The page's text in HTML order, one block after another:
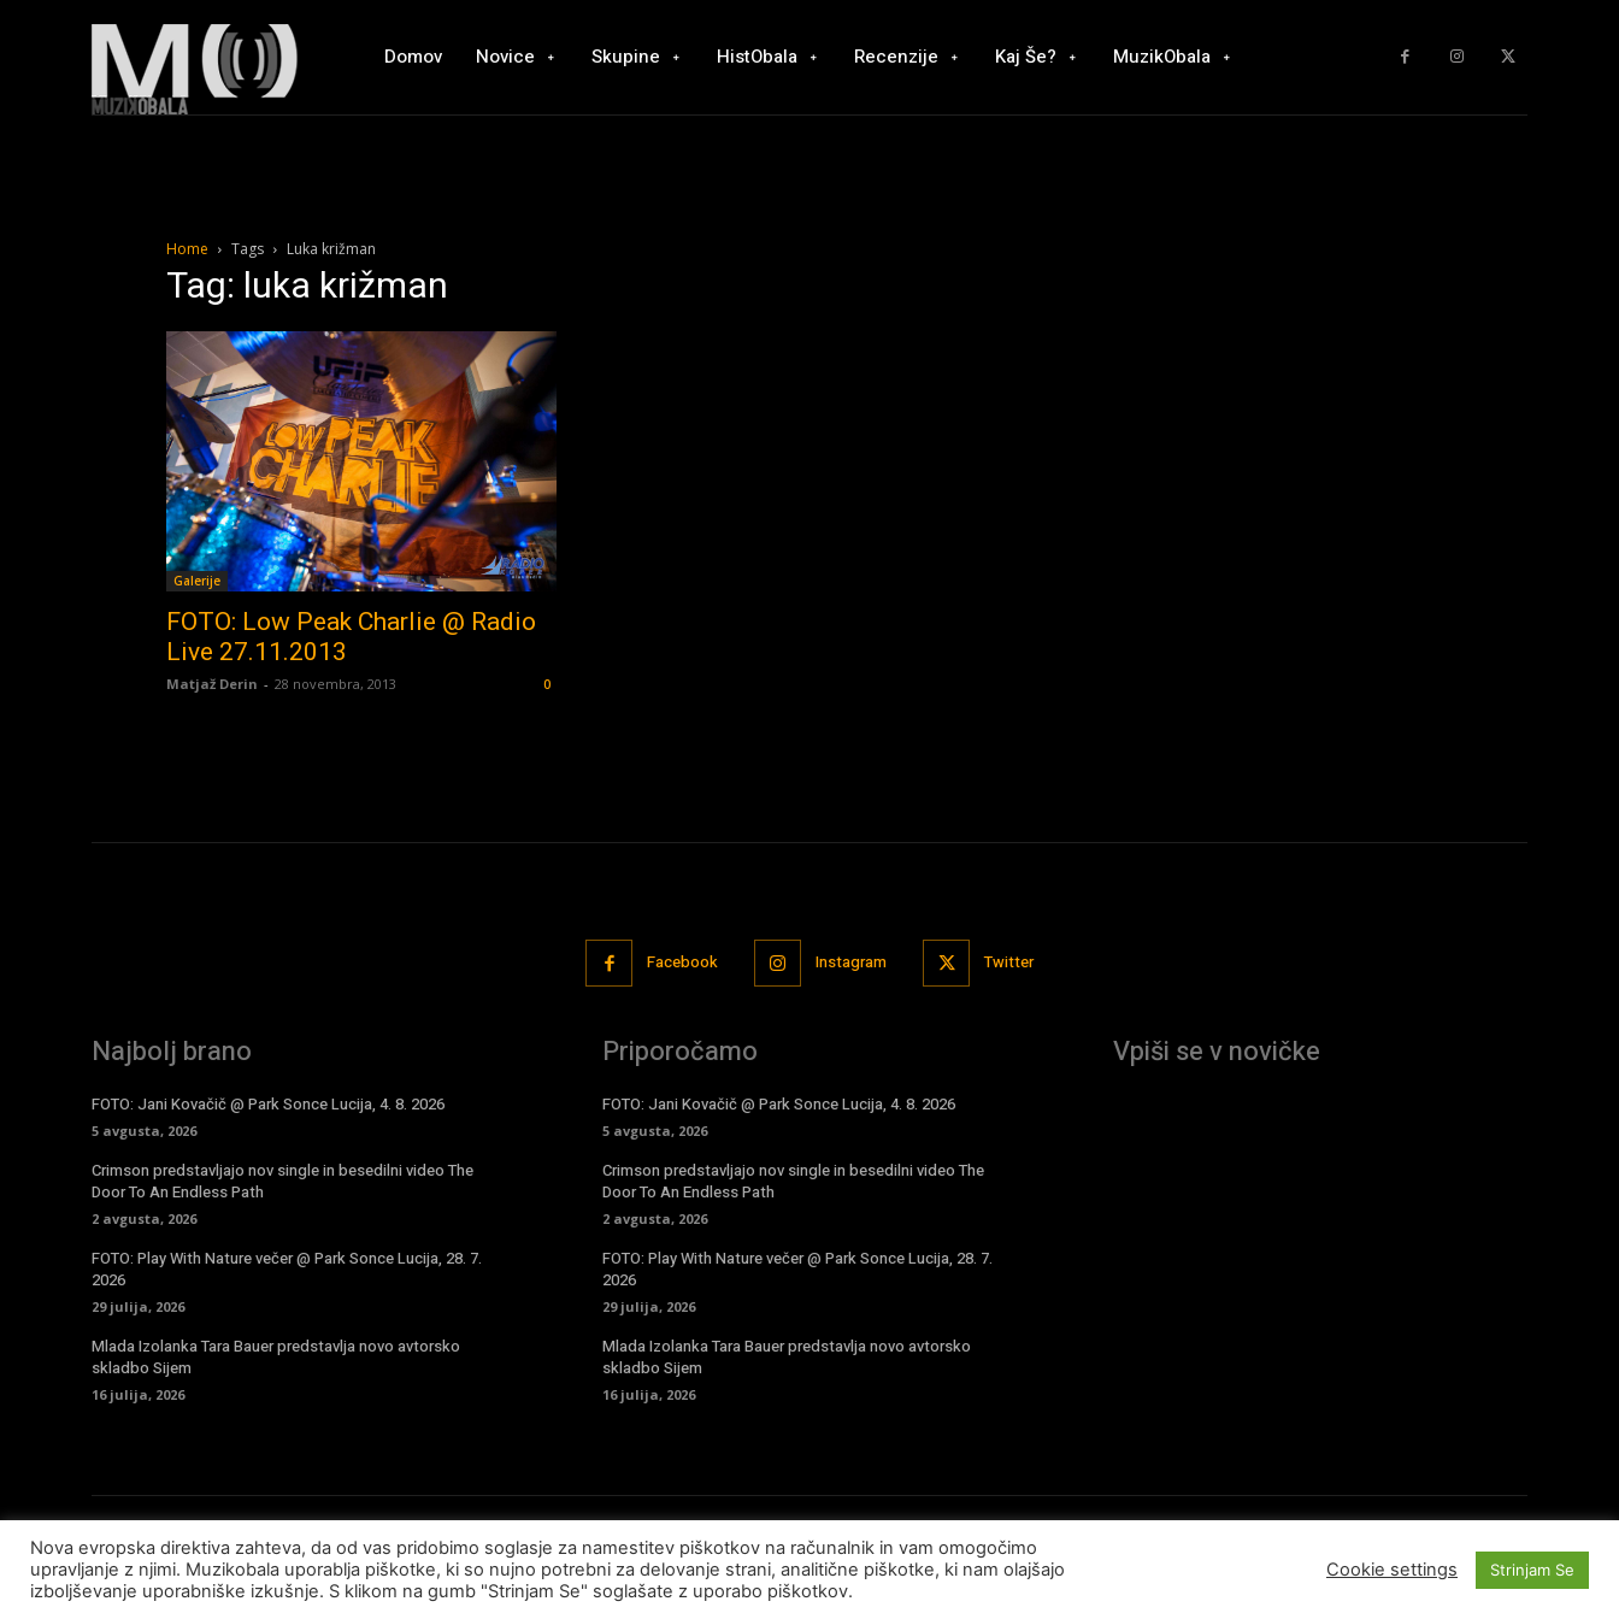
Domov Novice Skupine HistObala Recenzije Kaj Še? MuzikObala
Home Tags Luka križman
Tag: luka križman
Galerije
FOTO: Low Peak Charlie @ Radio
Live 27.11.2013
Matjaž Derin - 28 novembra, 2013 0
Facebook Instagram Twitter
Najbolj brano
FOTO: Jani Kovačič @ Park Sonce Lucija, 4. 8. 2026
5 avgusta, 2026
Crimson predstavljajo nov single in besedilni video The
Door To An Endless Path
2 avgusta, 2026
FOTO: Play With Nature večer @ Park Sonce Lucija, 28. 7.
2026
29 julija, 2026
Mlada Izolanka Tara Bauer predstavlja novo avtorsko
skladbo Sijem
16 julija, 2026
Priporočamo
FOTO: Jani Kovačič @ Park Sonce Lucija, 4. 8. 2026
5 avgusta, 2026
Crimson predstavljajo nov single in besedilni video The
Door To An Endless Path
2 avgusta, 2026
FOTO: Play With Nature večer @ Park Sonce Lucija, 28. 7.
2026
29 julija, 2026
Mlada Izolanka Tara Bauer predstavlja novo avtorsko
skladbo Sijem
16 julija, 2026
Vpiši se v novičke
© Copyright - Muzikobala 2023 - Created byBaleynet O Portalu Kontakti
Nova evropska direktiva zahteva, da od vas pridobimo soglasje za namestitev piškotkov na računalnik in vam omogočimo
upravljanje z njimi. Muzikobala uporablja piškotke, ki so nujno potrebni za delovanje strani, analitične piškotke, ki nam olajšajo
izboljševanje uporabniške izkušnje. S klikom na gumb "Strinjam Se" soglašate z uporabo piškotkov.
Cookie settings Strinjam Se